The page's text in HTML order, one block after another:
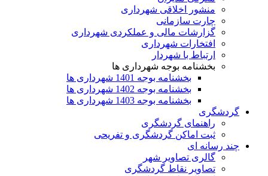
منشور اخلاقی شهرداری
چارت سازمانی
گزارشات مالی و عملکردی شهرداری
افتخارات شهرداری
ارتباط با شهردار
بخشنامه بوجه شهرداری ها
بخشنامه بوجه 1401 شهرداری ها
بخشنامه بوجه 1402 شهرداری ها
بخشنامه بوجه 1403 شهرداری ها
گردشگری
راهنمای گردشگری
ثبت اماکن گردشگری و تفریحی
چند رسانه ای
گالری تصاویر شهر
تصاویر نقاط گردشگری